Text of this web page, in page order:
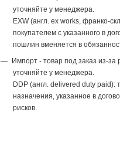
уточняйте у менеджера.
EXW (англ. ex works, франко-
покупателем с указанного в
пошлин вменяется в
Импорт - товар под заказ из-
уточняйте у менеджера.
DDP (англ. delivered duty paid):
назначения, указанное в
рисков.